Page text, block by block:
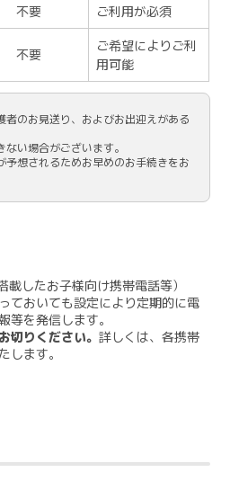
不要 ご利用が必須
不要
ご希望によりご利
用可能
者のお見送り、およびお出迎えがある
い場合がございます。
予想されるためお早めのお手続きをお
載したお子様向け携帯電話等）
ておいても設定により定期的に電
等を発信します。
切りください。詳しくは、各携帯
します。